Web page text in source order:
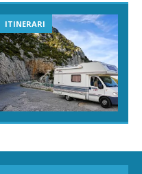
ITINERARI